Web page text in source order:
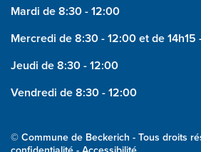
Mardi de 8:30 - 12:00
Mercredi de 8:30 - 12:00 et de 14h15
Jeudi de 8:30 - 12:00
Vendredi de 8:30 - 12:00
© Commune de Beckerich - Tous droits